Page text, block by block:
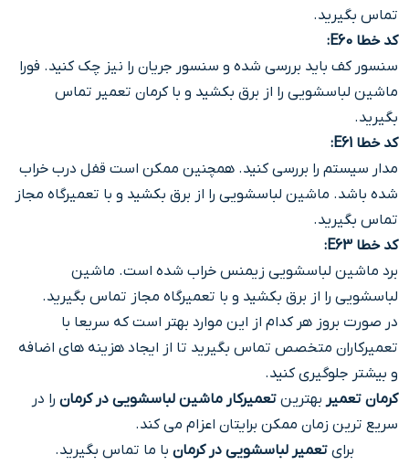
تماس بگیرید.
کد خطا E60
:
سنسور کف باید بررسی شده و سنسور جریان را نیز چک کنید. فورا
ماشین لباسشویی را از برق بکشید و با کرمان تعمیر تماس
بگیرید.
کد خطا E61
:
مدار سیستم را بررسی کنید. همچنین ممکن است قفل درب خراب
شده باشد. ماشین لباسشویی را از برق بکشید و با تعمیرگاه مجاز
تماس بگیرید.
کد خطا E63
:
برد ماشین لباسشویی زیمنس خراب شده است. ماشین
لباسشویی را از برق بکشید و با تعمیرگاه مجاز تماس بگیرید.
در صورت بروز هر کدام از این موارد بهتر است که سریعا با
تعمیرکاران متخصص تماس بگیرید تا از ایجاد هزینه های اضافه
و بیشتر جلوگیری کنید.
کرمان تعمیر بهترین تعمیرکار ماشین لباسشویی در کرمان را در
سریع ترین زمان ممکن برایتان اعزام می کند.
برایتعمیر لباسشویی در کرمان با ما تماس بگیرید.